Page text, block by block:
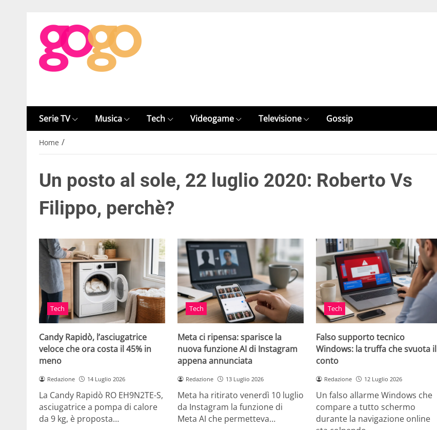
Serie TV Musica Tech Videogame Televisione Gossip
Home /
Un posto al sole, 22 luglio 2020: Roberto Vs
Filippo, perchè?
Tech
Candy Rapidò, l’asciugatrice
veloce che ora costa il 45% in
meno
Redazione 14 Luglio 2026
La Candy Rapidò RO EH9N2TE-S,
asciugatrice a pompa di calore
da 9 kg, è proposta…
Tech
Meta ci ripensa: sparisce la
nuova funzione AI di Instagram
appena annunciata
Redazione 13 Luglio 2026
Meta ha ritirato venerdì 10 luglio
da Instagram la funzione di
Meta AI che permetteva…
Tech
Falso supporto tecnico
Windows: la truffa che svuota il
conto
Redazione 12 Luglio 2026
Un falso allarme Windows che
compare a tutto schermo
durante la navigazione online